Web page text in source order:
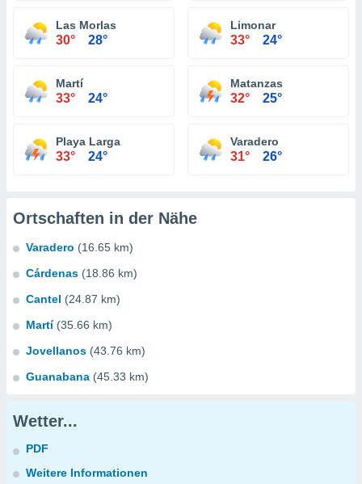
Las Morlas
30° 28°
Limonar
33° 24°
Martí
33° 24°
Matanzas
32° 25°
Playa Larga
33° 24°
Varadero
31° 26°
Ortschaften in der Nähe
Varadero (16.65 km)
Cárdenas (18.86 km)
Cantel (24.87 km)
Martí (35.66 km)
Jovellanos (43.76 km)
Guanabana (45.33 km)
Wetter...
PDF
Weitere Informationen